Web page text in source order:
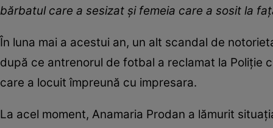
bărbatul care a sesizat și femeia care a sosit la
În luna mai a acestui an, un alt scandal de
după ce antrenorul de fotbal a reclamat la Poliție
care a locuit împreună cu impresara.
La acel moment, Anamaria Prodan a lămurit